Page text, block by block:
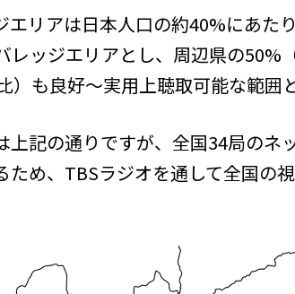
エリアは日本人口の約40%にあた
レッジエリアとし、周辺県の50%
も良好〜実用上聴取可能な範囲
上記の通りですが、全国34局のネ
ため、TBSラジオを通して全国の